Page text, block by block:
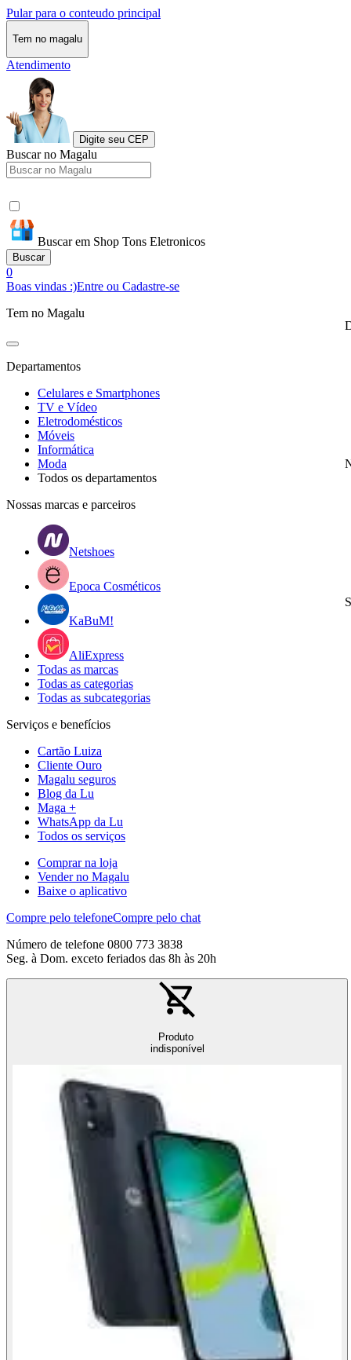
Pular para o conteudo principal
Tem no magalu
Atendimento
Digite seu CEP
Buscar no Magalu
Buscar em Shop Tons Eletronicos
Buscar
0
Boas vindas :)Entre ou Cadastre-se
Tem no Magalu
Departamentos
Celulares e Smartphones
TV e Vídeo
Eletrodomésticos
Móveis
Informática
Moda
Todos os departamentos
Nossas marcas e parceiros
Netshoes
Epoca Cosméticos
KaBuM!
AliExpress
Todas as marcas
Todas as categorias
Todas as subcategorias
Serviços e benefícios
Cartão Luiza
Cliente Ouro
Magalu seguros
Blog da Lu
Maga +
WhatsApp da Lu
Todos os serviços
Comprar na loja
Vender no Magalu
Baixe o aplicativo
Compre pelo telefoneCompre pelo chat
Número de telefone 0800 773 3838
Seg. à Dom. exceto feriados das 8h às 20h
Produto
indisponível